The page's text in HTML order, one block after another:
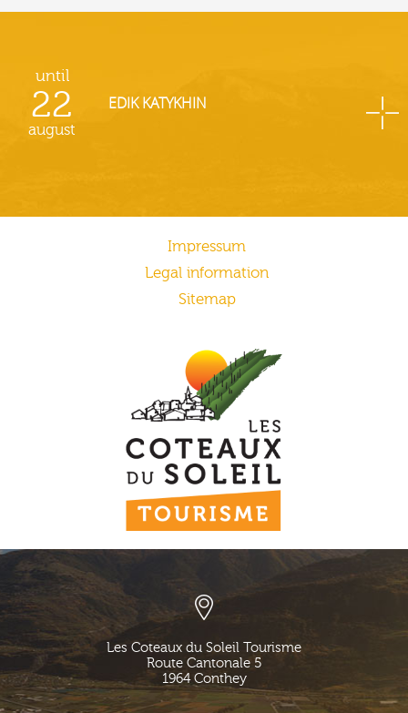
until
22
august
EDIK KATYKHIN
Impressum
Legal information
Sitemap
Les Coteaux du Soleil Tourisme
Route Cantonale 5
1964 Conthey